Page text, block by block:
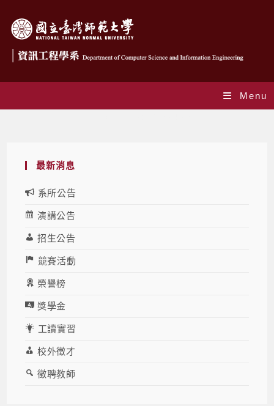
Menu
最新消息
系所公告
演講公告
招生公告
競賽活動
榮譽榜
獎學金
工讀實習
校外徵才
徵聘教師